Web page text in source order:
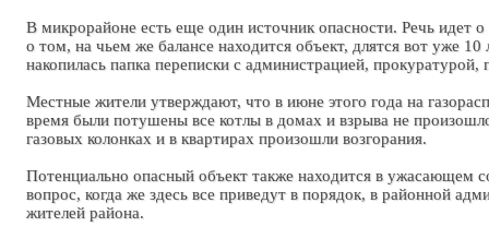
В микрорайоне есть еще один источник опасности. Речь идет о
о том, на чьем же балансе находится объект, длятся вот уже 10
накопилась папка переписки с администрацией, прокуратурой,
Местные жители утверждают, что в июне этого года на
время были потушены все котлы в домах и взрыва не
газовых колонках и в квартирах произошли возгорания.
Потенциально опасный объект также находится в ужасающем
вопрос, когда же здесь все приведут в порядок, в районной
жителей района.